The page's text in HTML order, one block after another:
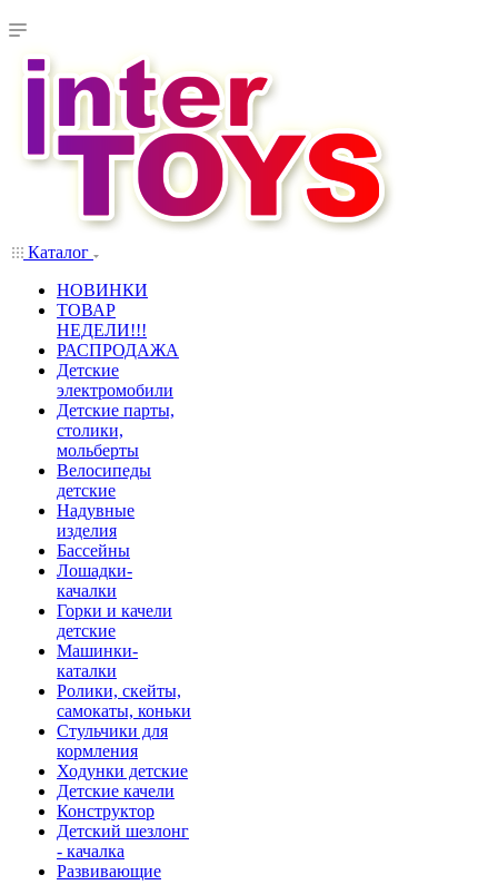
Каталог
НОВИНКИ
ТОВАР
НЕДЕЛИ!!!
РАСПРОДАЖА
Детские
электромобили
Детские парты,
столики,
мольберты
Велосипеды
детские
Надувные
изделия
Бассейны
Лошадки-
качалки
Горки и качели
детские
Машинки-
каталки
Ролики, скейты,
самокаты, коньки
Стульчики для
кормления
Ходунки детские
Детские качели
Конструктор
Детский шезлонг
- качалка
Развивающие